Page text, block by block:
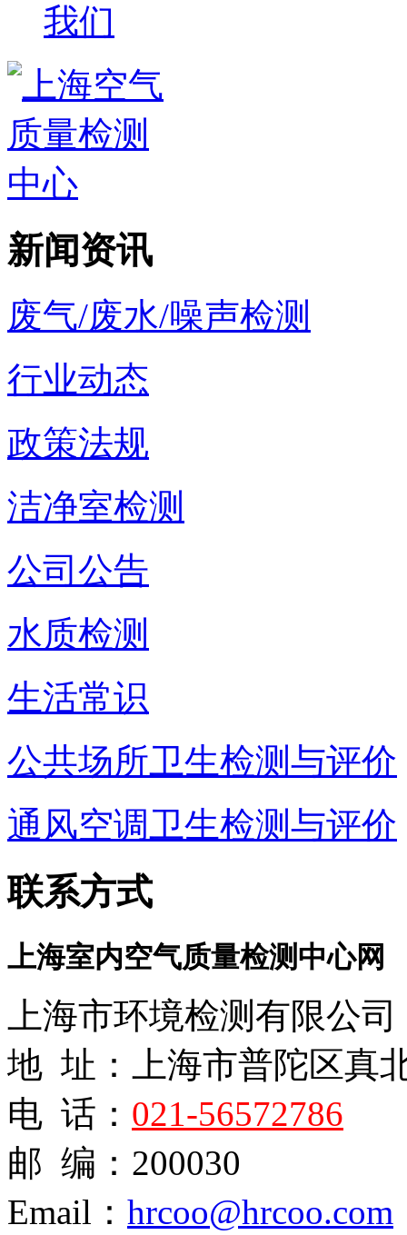
我们
新闻资讯
废气/废水/噪声检测
行业动态
政策法规
洁净室检测
公司公告
水质检测
生活常识
公共场所卫生检测与评价
通风空调卫生检测与评价
联系方式
上海室内空气质量检测中心网
上海市环境检测有限公司
地 址：上海市普陀区真
电 话： 021-56572786
邮 编：200030
Email： hrcoo@hrcoo.com